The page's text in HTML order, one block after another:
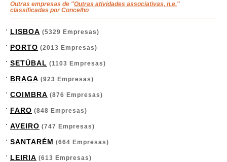
Outras empresas de "Outras atividades associativas, n.e."
classificadas por Concelho
LISBOA (5329 Empresas)
PORTO (2013 Empresas)
SETÚBAL (1103 Empresas)
BRAGA (923 Empresas)
COIMBRA (876 Empresas)
FARO (848 Empresas)
AVEIRO (747 Empresas)
SANTARÉM (664 Empresas)
LEIRIA (613 Empresas)